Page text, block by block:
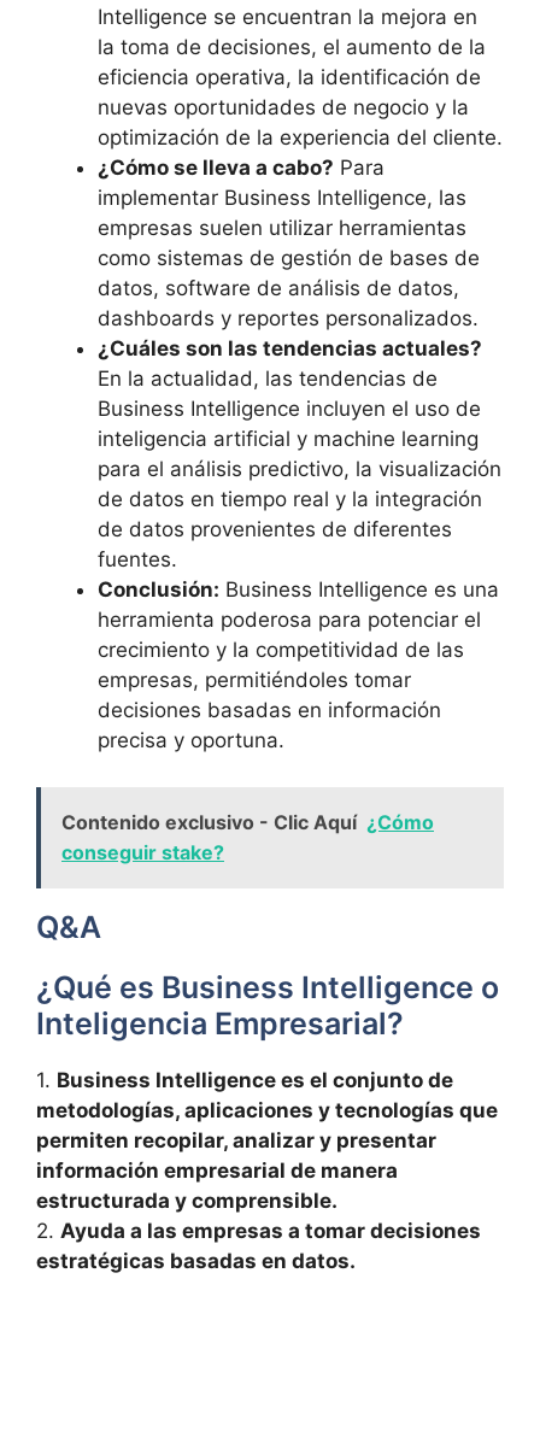
‍Intelligence se encuentran la⁢ mejora en
la toma de decisiones, el aumento de la
eficiencia operativa, la identificación de
nuevas‌ oportunidades de negocio y​ la
optimización de la experiencia del⁤ cliente.
¿Cómo se lleva a cabo? Para
implementar Business Intelligence, las⁣
empresas suelen⁣ utilizar herramientas
como sistemas de​ gestión de bases de⁣
datos,⁢ software ‍de análisis de datos,
⁢dashboards y reportes ⁣personalizados.
¿Cuáles‍ son las tendencias actuales?
En la actualidad, las tendencias de
Business Intelligence incluyen ⁤el uso de
inteligencia​ artificial y⁤ machine learning
para el análisis predictivo, la visualización
de datos en tiempo⁤ real y la integración
de datos provenientes de diferentes
fuentes.
Conclusión: Business Intelligence⁣ es una
herramienta⁣ poderosa para potenciar el
crecimiento y la competitividad de las
empresas, permitiéndoles tomar
decisiones basadas en información
precisa⁣ y oportuna.
Contenido exclusivo - Clic Aquí ¿Cómo
conseguir stake?
Q&A
¿Qué es‌ Business Intelligence o‌
Inteligencia Empresarial?
1. Business Intelligence es el conjunto de
metodologías, aplicaciones y tecnologías‌ que⁢
permiten recopilar, analizar y presentar
información empresarial de ⁣manera
estructurada y comprensible.
2. Ayuda a‌ las empresas ​a tomar decisiones ​
estratégicas basadas en datos.